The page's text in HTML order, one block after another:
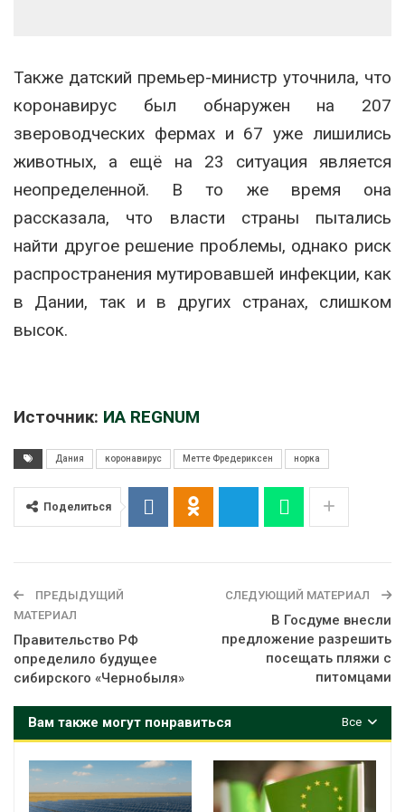
Также датский премьер-министр уточнила, что
коронавирус был обнаружен на 207
звероводческих фермах и 67 уже лишились
животных, а ещё на 23 ситуация является
неопределенной. В то же время она
рассказала, что власти страны пытались
найти другое решение проблемы, однако риск
распространения мутировавшей инфекции, как
в Дании, так и в других странах, слишком
высок.
Источник: ИА REGNUM
Дания коронавирус Метте Фредериксен норка
Поделиться
ПРЕДЫДУЩИЙ
МАТЕРИАЛ
Правительство РФ
определило будущее
сибирского «Чернобыля»
СЛЕДУЮЩИЙ МАТЕРИАЛ
В Госдуме внесли
предложение разрешить
посещать пляжи с
питомцами
Все
Вам также могут понравиться